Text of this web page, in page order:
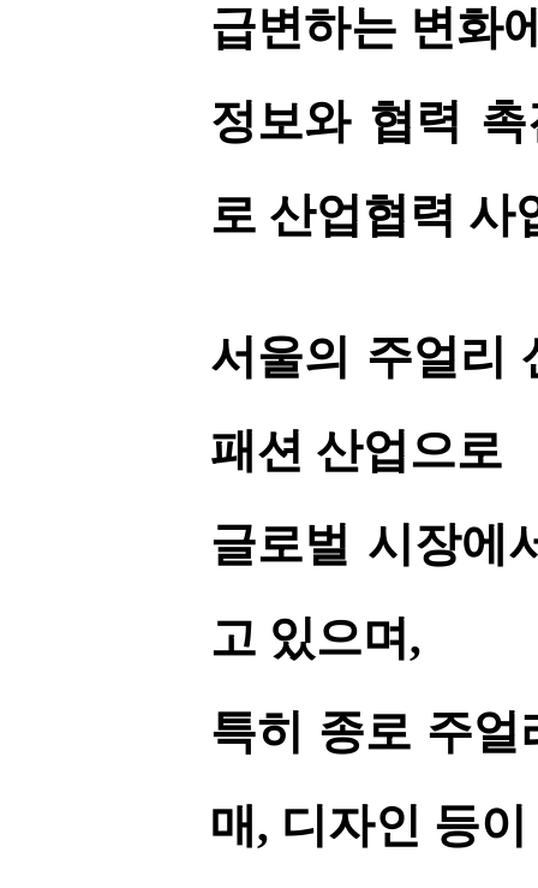
급변하는 변화
정보와 협력
로 산업협력 사
서울의 주얼리
패션 산업으로
글로벌 시장에
고 있으며,
특히 종로 주얼
매, 디자인 등이